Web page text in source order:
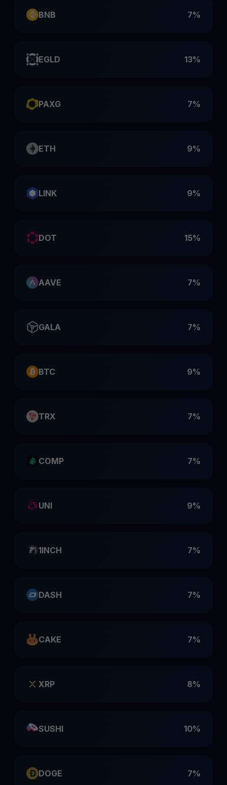
BNB 7%
EGLD 13%
PAXG 7%
ETH 9%
LINK 9%
DOT 15%
AAVE 7%
GALA 7%
BTC 9%
TRX 7%
COMP 7%
UNI 9%
1INCH 7%
DASH 7%
CAKE 7%
XRP 8%
SUSHI 10%
DOGE 7%